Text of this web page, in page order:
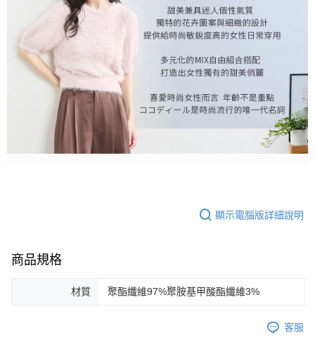
顯示電腦版詳細說明
商品規格
材質 聚酯纖維97%聚胺基甲酸酯纖維3%
客服